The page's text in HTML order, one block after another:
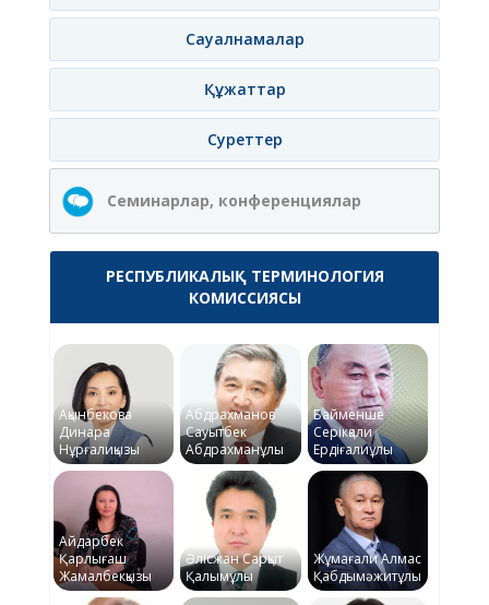
Сауалнамалар
Құжаттар
Суреттер
Семинарлар, конференциялар
РЕСПУБЛИКАЛЫҚ ТЕРМИНОЛОГИЯ
КОМИССИЯСЫ
Ақынбекова
Динара
Нұрғалиқызы
Абдрахманов
Сауытбек
Абдрахманұлы
Байменше
Серікқали
Ердіғалиұлы
Айдарбек
Қарлығаш
Жамалбекқызы
Әлісжан Сарқыт
Қалымұлы
Жұмағали Алмас
Қабдымәжитұлы